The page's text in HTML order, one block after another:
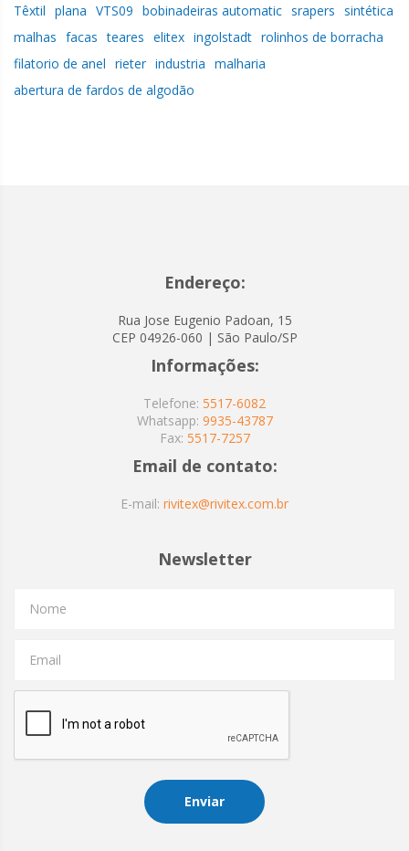
Têxtil plana VTS09 bobinadeiras automatic srapers sintética
malhas facas teares elitex ingolstadt rolinhos de borracha
filatorio de anel rieter industria malharia
abertura de fardos de algodão
Endereço:
Rua Jose Eugenio Padoan, 15
CEP 04926-060 | São Paulo/SP
Informações:
Telefone: 5517-6082
Whatsapp: 9935-43787
Fax: 5517-7257
Email de contato:
E-mail: rivitex@rivitex.com.br
Newsletter
Nome
Email
Enviar